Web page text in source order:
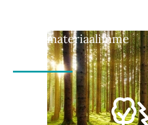
Lähdemateriaalimme